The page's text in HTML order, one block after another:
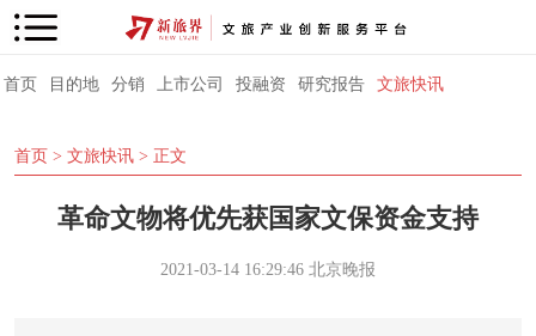
首页 目的地 分销 上市公司 投融资 研究报告 文旅快讯
首页 > 文旅快讯 > 正文
革命文物将优先获国家文保资金支持
2021-03-14 16:29:46 北京晚报